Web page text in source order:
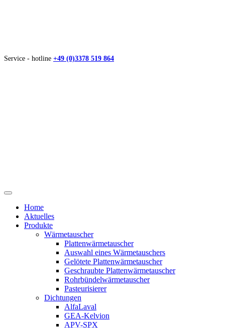
Service - hotline +49 (0)3378 519 864
Home
Aktuelles
Produkte
Wärmetauscher
Plattenwärmetauscher
Auswahl eines Wärmetauschers
Gelötete Plattenwärmetauscher
Geschraubte Plattenwärmetauscher
Rohrbündelwärmetauscher
Pasteurisierer
Dichtungen
AlfaLaval
GEA-Kelvion
APV-SPX